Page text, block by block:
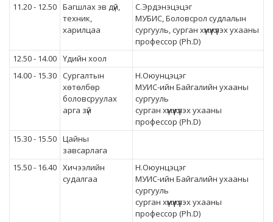
11.20 - 12.50 Багшлах эв дүй,
техник,
харилцаа
С.Эрдэнэцэцэг
МУБИС, Боловсрол судлалын
сургууль, сурган хүмүүжүүлэх ухааны
профессор (Ph.D)
12.50 - 14.00 Үдийн хоол
14.00 - 15.30 Сургалтын
хөтөлбөр
боловсруулах
арга зүй
Н.Оюунцэцэг
МУИС-ийн Байгалийн ухааны
сургууль
сурган хүмүүжүүлэх ухааны
профессор (Ph.D)
15.30 - 15.50 Цайны
завсарлага
15.50 - 16.40 Хичээлийн
судалгаа
Н.Оюунцэцэг
МУИС-ийн Байгалийн ухааны
сургууль
сурган хүмүүжүүлэх ухааны
профессор (Ph.D)